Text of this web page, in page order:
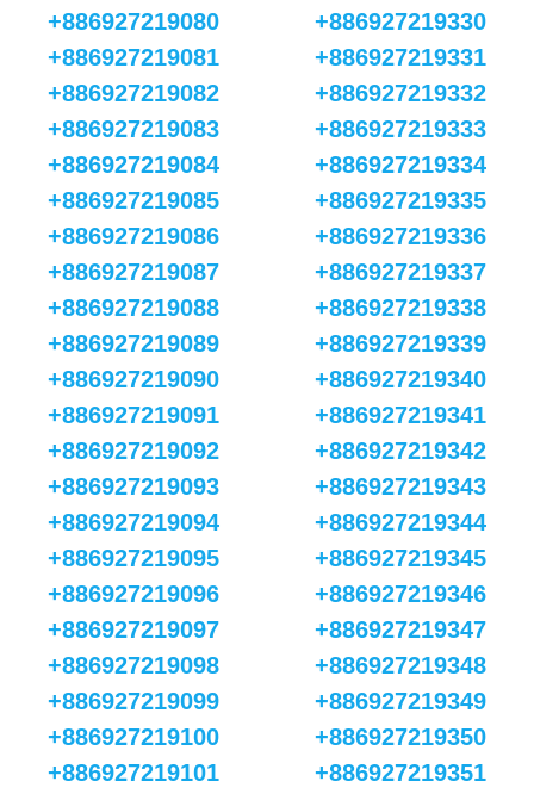
+886927219080
+886927219081
+886927219082
+886927219083
+886927219084
+886927219085
+886927219086
+886927219087
+886927219088
+886927219089
+886927219090
+886927219091
+886927219092
+886927219093
+886927219094
+886927219095
+886927219096
+886927219097
+886927219098
+886927219099
+886927219100
+886927219101
+886927219330
+886927219331
+886927219332
+886927219333
+886927219334
+886927219335
+886927219336
+886927219337
+886927219338
+886927219339
+886927219340
+886927219341
+886927219342
+886927219343
+886927219344
+886927219345
+886927219346
+886927219347
+886927219348
+886927219349
+886927219350
+886927219351